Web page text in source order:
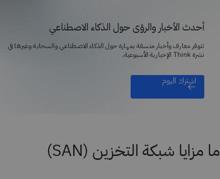
أحدث الأخبار والرؤى حول الذكاء الاصطناعي
تتوفر معارف وأخبار منسقة بمهارة حول الذكاء الاصطناعي والسحابة وغيرها في
نشرة Think الإخبارية الأسبوعية.
اشترك اليوم
ما مزايا شبكة التخزين (SAN)